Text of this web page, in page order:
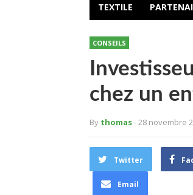
TEXTILE
CONSEILS
chez un
By thomas- 28 novembre
Twitter
Email